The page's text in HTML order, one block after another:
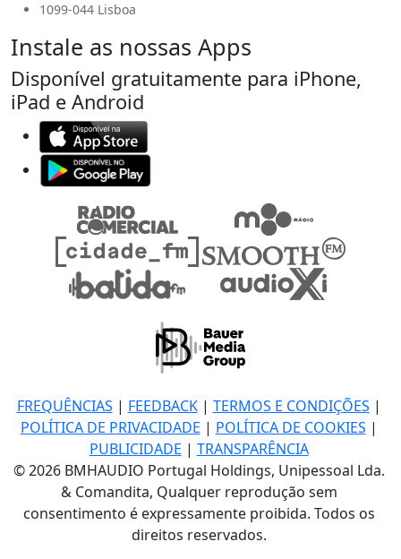
1099-044 Lisboa
Instale as nossas Apps
Disponível gratuitamente para iPhone,
iPad e Android
FREQUÊNCIAS | FEEDBACK| TERMOS E CONDIÇÕES |
POLÍTICA DE PRIVACIDADE | POLÍTICA DE COOKIES |
PUBLICIDADE | TRANSPARÊNCIA
© 2026 BMHAUDIO Portugal Holdings, Unipessoal Lda.
& Comandita, Qualquer reprodução sem
consentimento é expressamente proibida. Todos os
direitos reservados.